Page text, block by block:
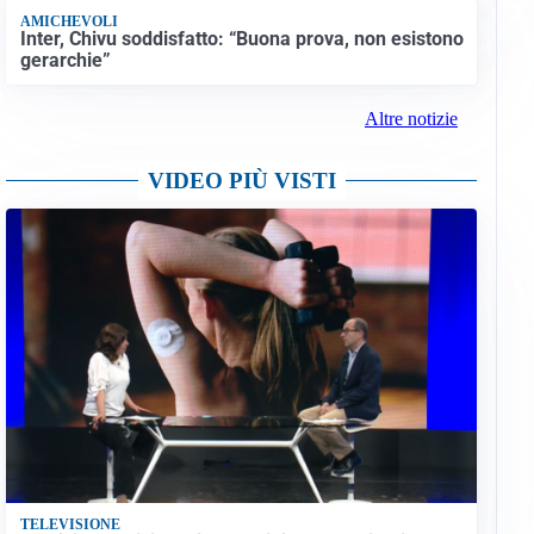
AMICHEVOLI
Inter, Chivu soddisfatto: “Buona prova, non esistono
gerarchie”
Altre notizie
VIDEO PIÙ VISTI
TELEVISIONE